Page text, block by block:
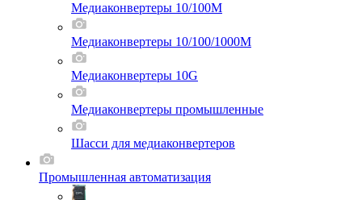
Медиаконвертеры 10/100M
Медиаконвертеры 10/100/1000M
Медиаконвертеры 10G
Медиаконвертеры промышленные
Шасси для мeдиаконвертеров
Промышленная автоматизация